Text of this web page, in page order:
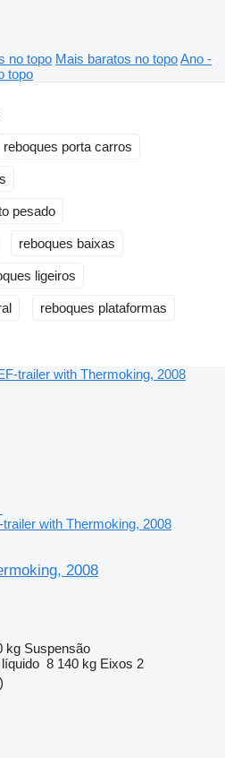
no topo Mais baratos no topoAno -
topo
reboques porta carros
pesado
reboques baixas
ligeiros
reboques plataformas
with Thermoking, 2008
2008
kg Suspensão
8 140 kg Eixos 2